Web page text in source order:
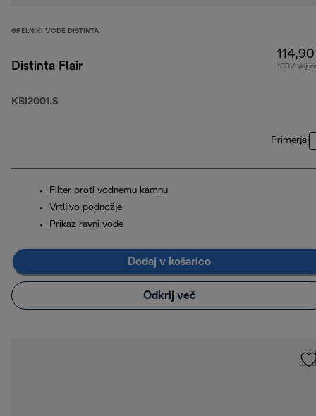
GRELNIKI VODE DISTINTA
Distinta Flair
KBI2001.S
*DDV
Primerjaj
Filter proti vodnemu kamnu
Vrtljivo podnožje
Prikaz ravni vode
Dodaj v košarico
Odkrij več